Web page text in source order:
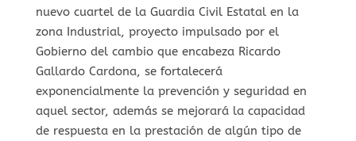
nuevo cuartel de la Guardia Civil Estatal en la
zona Industrial, proyecto impulsado por el
Gobierno del cambio que encabeza Ricardo
Gallardo Cardona, se fortalecerá
exponencialmente la prevención y seguridad en
aquel sector, además se mejorará la capacidad
de respuesta en la prestación de algún tipo de